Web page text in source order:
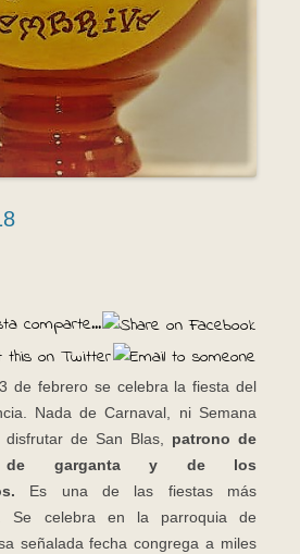
comparte...
de febrero se celebra la fiesta del
Nada de Carnaval, ni Semana
de San Blas, patrono de
de garganta y de los
Es una de las fiestas más
Se celebra en la parroquia de
señalada fecha congrega a miles